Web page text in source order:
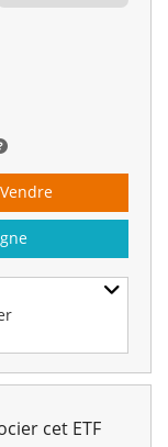
Vendre
cet ETF